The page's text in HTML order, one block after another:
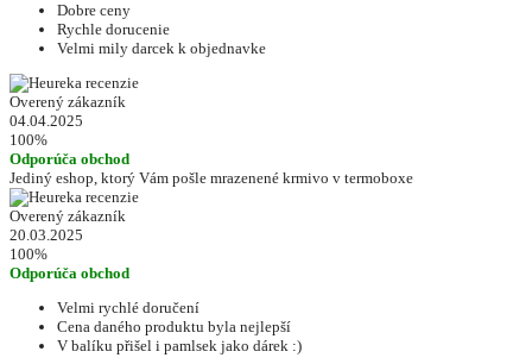
Dobre ceny
Rychle dorucenie
Velmi mily darcek k objednavke
Overený zákazník
04.04.2025
100%
Odporúča obchod
Jediný eshop, ktorý Vám pošle mrazenené krmivo v termoboxe
Overený zákazník
20.03.2025
100%
Odporúča obchod
Velmi rychlé doručení
Cena daného produktu byla nejlepší
V balíku přišel i pamlsek jako dárek :)